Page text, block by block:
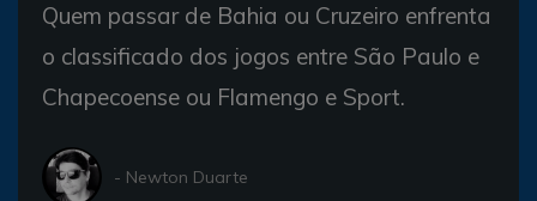
Quem passar de Bahia ou Cruzeiro enfrenta
o classificado dos jogos entre São Paulo e
Chapecoense ou Flamengo e Sport.
- Newton Duarte